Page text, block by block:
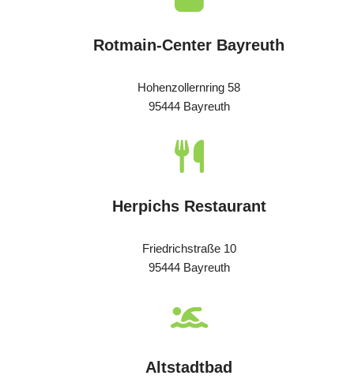
Rotmain-Center Bayreuth
Hohenzollernring 58
95444 Bayreuth
Herpichs Restaurant
Friedrichstraße 10
95444 Bayreuth
Altstadtbad